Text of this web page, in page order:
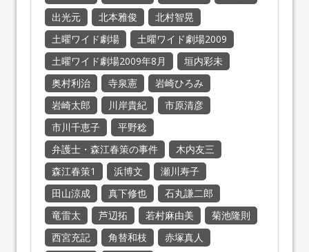
出光元
北本雅俊
北村智晃
土曜ワイド劇場
土曜ワイド劇場2009
土曜ワイド劇場2009年8月
垣内彩未
奥村利治
寺泉憲
岩崎ひろみ
岩崎太郎
川岸貴紀
市原清彦
市川千恵子
平野稔
弁護士・森江春策の事件
木内友三
森江春策1
浜博文
瀬川寿子
田山涼成
真下修也
石丸謙二郎
竜雷太
芦辺拓 若村麻由美
菊池隆則
西宮充記
角替和枝
赤塚真人